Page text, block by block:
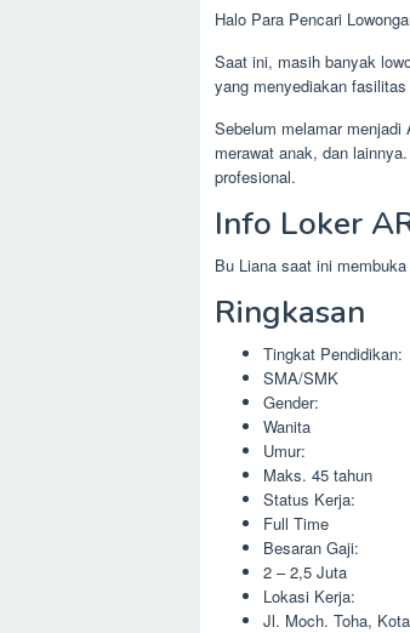
Halo Para Pencari
Saat ini, masih banyak
yang menyediakan
Sebelum melamar
merawat anak, dan
profesional.
Info Loker
Bu Liana saat ini
Ringkasan
Tingkat Pendidikan:
SMA/SMK
Gender:
Wanita
Umur:
Maks. 45 tahun
Status Kerja:
Full Time
Besaran Gaji:
2 – 2,5 Juta
Lokasi Kerja:
Jl. Moch. Toha,